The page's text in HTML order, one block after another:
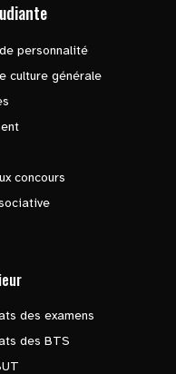
personnalité
culture générale
concours
des examens
des BTS